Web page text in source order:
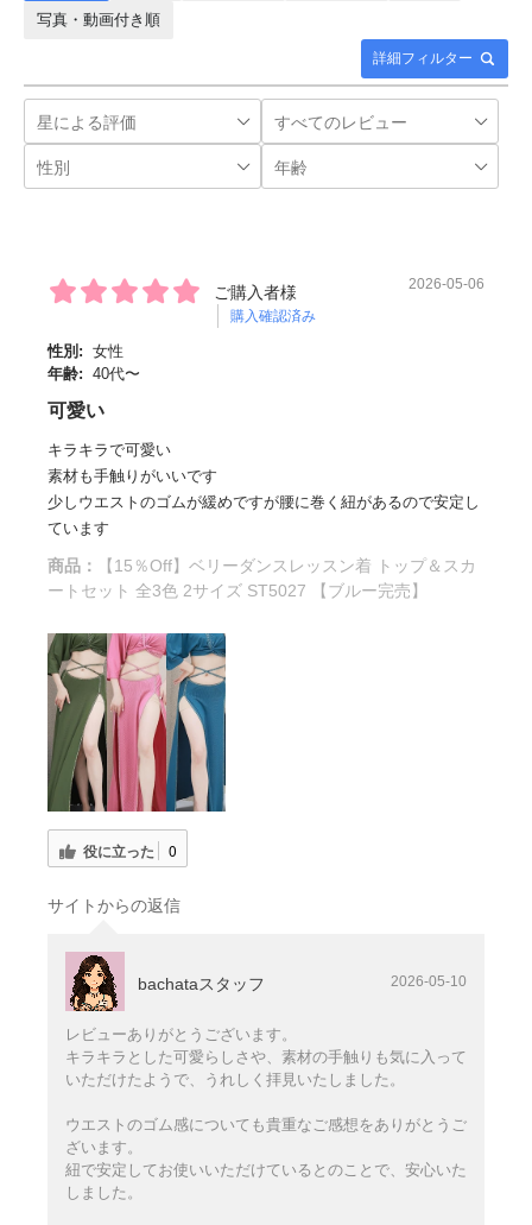
詳細フィルター
写真・動画付き順
ご購入者様
購入確認済み
2026-05-06
性別: 女性
年齢: 40代〜
可愛い
キラキラで可愛い
素材も手触りがいいです
少しウエストのゴムが緩めですが腰に巻く紐があるので安定し
ています
商品：
【15％Off】ベリーダンスレッスン着 トップ＆スカ
ートセット 全3色 2サイズ ST5027 【ブルー完売】
役に立った 0
サイトからの返信
bachataスタッフ 2026-05-10
レビューありがとうございます。
キラキラとした可愛らしさや、素材の手触りも気に入って
いただけたようで、うれしく拝見いたしました。
ウエストのゴム感についても貴重なご感想をありがとうご
ざいます。
紐で安定してお使いいただけているとのことで、安心いた
しました。